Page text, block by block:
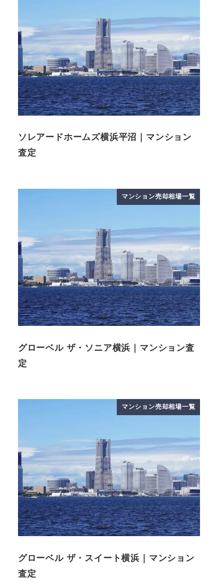
ソレアードホームズ横浜平沼｜マンション
査定
マンション売却相場一覧
グローベル ザ・ソニア横浜｜マンション査
定
マンション売却相場一覧
グローベル ザ・スイート横浜｜マンション
査定